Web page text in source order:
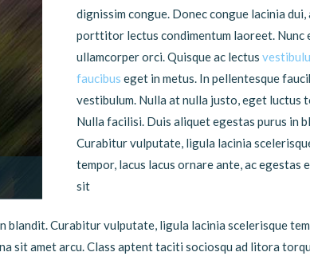
dignissim congue. Donec congue lacinia dui,
porttitor lectus condimentum laoreet. Nunc
ullamcorper orci. Quisque ac lectus
faucibus eget in metus. In pellentesque
vestibulum. Nulla at nulla justo, eget luctus
Nulla facilisi. Duis aliquet egestas purus in
Curabitur vulputate, ligula lacinia
tempor, lacus lacus ornare ante, ac egestas
sit
blandit. Curabitur vulputate, ligula lacinia scelerisque
sit amet arcu. Class aptent taciti sociosqu ad litora